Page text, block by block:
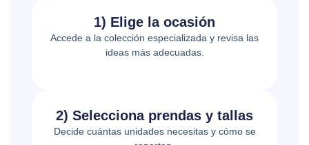
1) Elige la ocasión
Accede a la colección especializada y revisa las
ideas más adecuadas.
2) Selecciona prendas y tallas
Decide cuántas unidades necesitas y cómo se